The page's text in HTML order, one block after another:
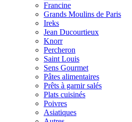
Francine
Grands Moulins de Paris
Ireks
Jean Ducourtieux
Knorr
Percheron
Saint Louis
Sens Gourmet
Pâtes alimentaires
Prêts à garnir salés
Plats cuisinés
Poivres
Asiatiques